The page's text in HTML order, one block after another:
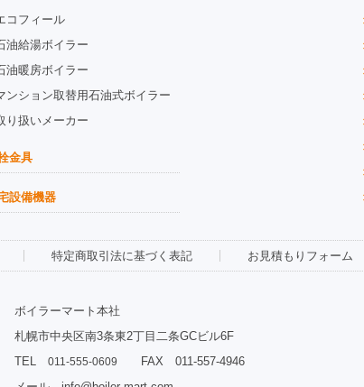
コフィール
油給湯ボイラー
油暖房ボイラー
ンション取替用石油式ボイラー
り扱いメーカー
金具
設備機器
特定商取引法に基づく表記 お見積もりフォーム
ボイラーマート本社
札幌市中央区南3条東2丁目二条GCビル6F
TEL 011-555-0609
FAX 011-557-4946